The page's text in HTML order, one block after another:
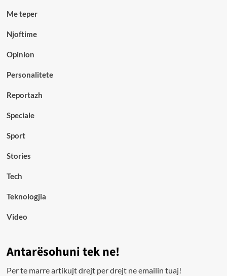
Me teper
Njoftime
Opinion
Personalitete
Reportazh
Speciale
Sport
Stories
Tech
Teknologjia
Video
Antarësohuni tek ne!
Per te marre artikujt drejt per drejt ne emailin tuaj!